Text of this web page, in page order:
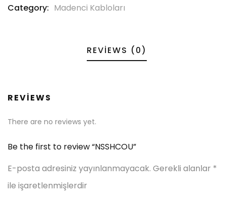
customer
Category: Madenci Kabloları
REVIEWS (0)
REVIEWS
There are no reviews yet.
Be the first to review “NSSHCOU”
E-posta adresiniz yayınlanmayacak. Gerekli alanlar *
ile işaretlenmişlerdir